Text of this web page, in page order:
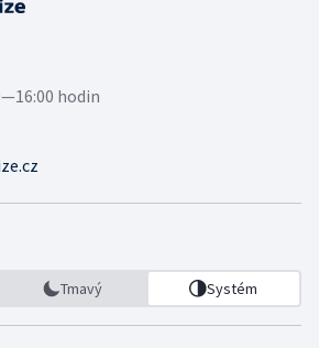
hodin
Tmavý Systém